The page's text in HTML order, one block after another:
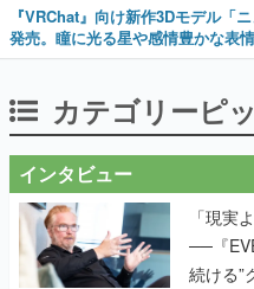
『VRChat』向け新作3Dモデル「
発売。瞳に光る星や感情豊かな表
カテゴリーピ
インタビュー
「現実
──『
続ける”